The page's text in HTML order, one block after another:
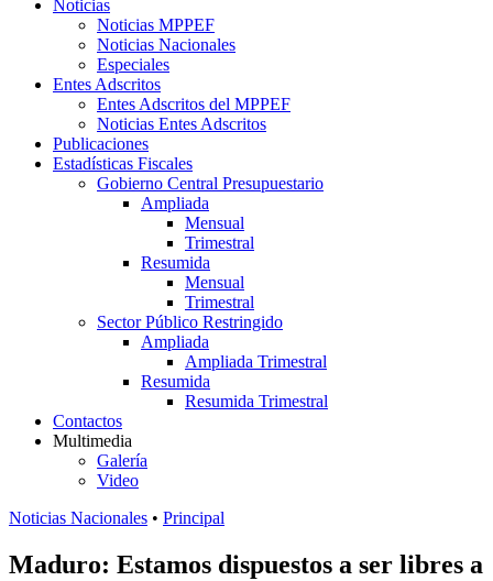
Noticias
Noticias MPPEF
Noticias Nacionales
Especiales
Entes Adscritos
Entes Adscritos del MPPEF
Noticias Entes Adscritos
Publicaciones
Estadísticas Fiscales
Gobierno Central Presupuestario
Ampliada
Mensual
Trimestral
Resumida
Mensual
Trimestral
Sector Público Restringido
Ampliada
Ampliada Trimestral
Resumida
Resumida Trimestral
Contactos
Multimedia
Galería
Video
Noticias Nacionales • Principal
Maduro: Estamos dispuestos a ser libres a